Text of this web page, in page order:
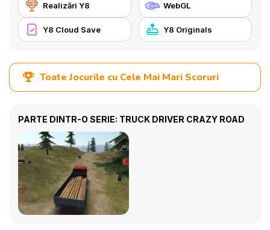
Realizări Y8 WebGL
Y8 Cloud Save Y8 Originals
Toate Jocurile cu Cele Mai Mari Scoruri
PARTE DINTR-O SERIE: TRUCK DRIVER CRAZY ROAD